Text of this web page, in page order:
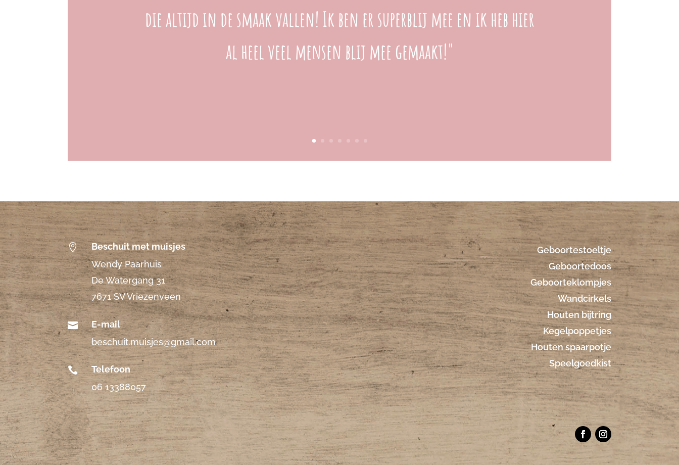
die altijd in de smaak vallen! Ik ben er superblij mee en ik heb hier
al heel veel mensen blij mee gemaakt!"

Beschuit met muisjes
Wendy Paarhuis
De Watergang 31
7671 SV Vriezenveen

E-mail
beschuit.muisjes@gmail.com

Telefoon
06 13388057
Geboortestoeltje
Geboortedoos
Geboorteklompjes
Wandcirkels
Houten bijtring
Kegelpoppetjes
Houten spaarpotje
Speelgoedkist